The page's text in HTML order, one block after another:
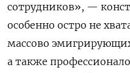
сотрудников», —
особенно остро не
массово
а также